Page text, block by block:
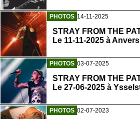
PHOTOS 14-11-2025
STRAY FROM THE
Le 11-11-2025 à Anvers
PHOTOS 03-07-2025
STRAY FROM THE
Le 27-06-2025 à
PHOTOS 02-07-2023